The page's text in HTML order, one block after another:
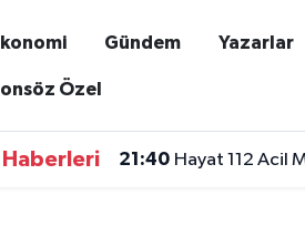
Gündem Yazarlar
Özel
Haberleri 21:40 Hayat 112 Acil